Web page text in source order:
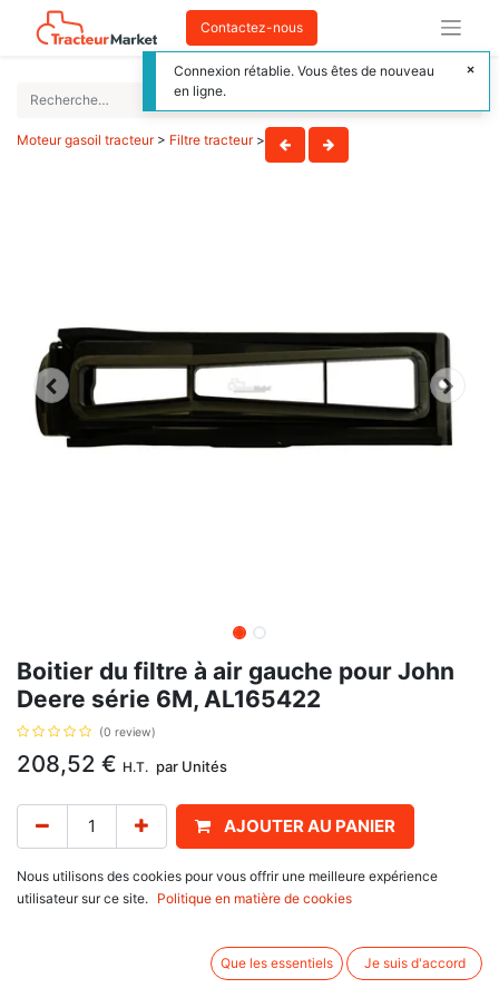
Contactez-nous
Moteur gasoil tracteur> Filtre tracteur>
Boitier du filtre à air gauche pour John
Deere série 6M, AL165422
(0 review)
208,52 € H.T. par Unités
AJOUTER AU PANIER
Délai de livraison : 1 semaine
Informations complémentaires:
Nous utilisons des cookies pour vous offrir une meilleure expérience
utilisateur sur ce site.
Politique en matière de cookies
Que les essentiels Je suis d'accord
Connexion rétablie. Vous êtes de nouveau
en ligne.